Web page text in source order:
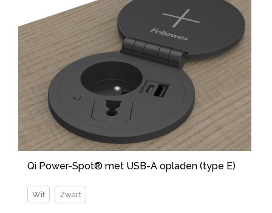
Qi Power-Spot® met USB-A opladen (type E)
Wit Zwart